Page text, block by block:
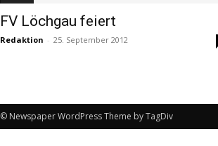
FV Löchgau feiert
Redaktion - 25. September 2012
© Newspaper WordPress Theme by TagDiv